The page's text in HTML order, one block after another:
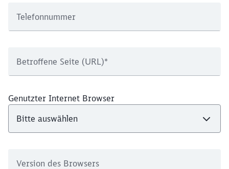
Telefonnummer
Betroffene Seite (URL)*
Genutzter Internet Browser
Version des Browsers